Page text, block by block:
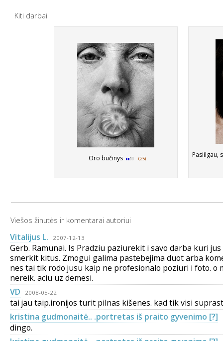
Kiti darbai
Oro bučinys (25) Pasiilgau,
Viešos žinutės ir komentarai autoriui
Vitalijus L. 2007-12-13
Gerb. Ramunai. Is Pradziu paziurekit i savo darba kuri
smerkit kitus. Zmogui galima pastebejima duot arba
nes tai tik rodo jusu kaip ne profesionalo poziuri i foto. o
nereik. aciu uz demesi.
VD
2008-05-22
tai jau taip.ironijos turit pilnas kišenes. kad tik visi
kristina gudmonaitė.. .portretas iš praito gyvenimo [?]
dingo.